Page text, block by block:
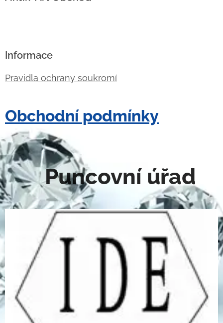
Informace
Pravidla ochrany soukromí
Obchodní podmínky
Puncovní úřad